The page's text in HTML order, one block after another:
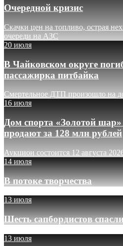
Очередной кризис
Скачки цен на топливо, острая
очереди на АЗС
20 июля
В Чайковском округе
пассажирка питбайка
Смертельное ДТП произошло на
16 июля
Дом спорта «Золотой
продают за 128 млн рублей
Аукцион состоится 12 августа
14 июля
В потоке творчества
13 июля
Шесть сапбордистов
13 июля